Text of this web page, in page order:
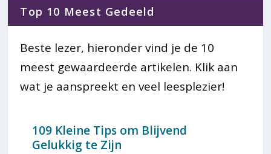
Top 10 Meest Gedeeld
Beste lezer, hieronder vind je de 10
meest gewaardeerde artikelen. Klik aan
wat je aanspreekt en veel leesplezier!
109 Kleine Tips om Blijvend
Gelukkig te Zijn